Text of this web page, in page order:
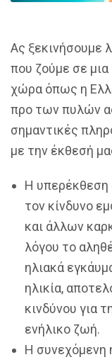
Ας ξεκινήσουμε
που ζούμε σε
χώρα όπως η
προ των πυλών
σημαντικές
με την έκθεσή
Η υπερέκθεση
τον κίνδυνο
και άλλων
λόγου το
ηλιακά
ηλικία,
κινδύνου για
ενήλικο ζωή.
Η συνεχόμενη